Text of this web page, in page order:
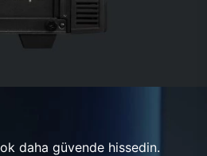
daha güvende hissedin.